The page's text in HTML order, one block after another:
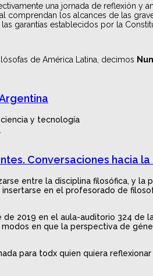
una jornada de reflexión y
comprendan los alcances de las
garantías establecidos por la
de América Latina, decimos
y tecnología
Conversaciones hacia
entre la disciplina filosófica, y la
insertarse en el profesorado de
2019 en el aula-auditorio 324 de
en que la perspectiva de
para todx quien quiera